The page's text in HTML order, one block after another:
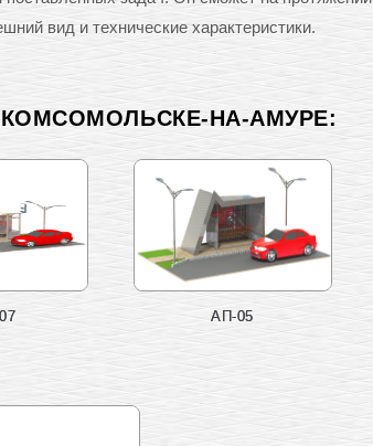
вид и технические характеристики.
НА-АМУРЕ:
АП-05